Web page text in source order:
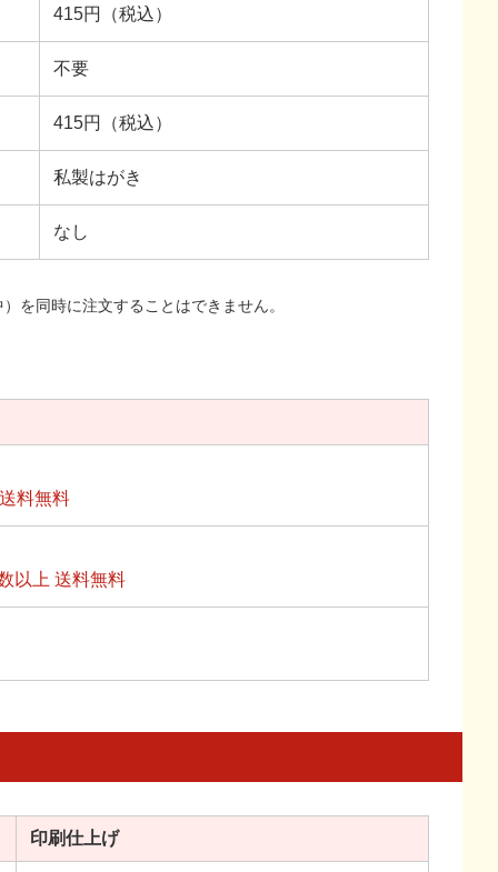
415円（税込）
不要
415円（税込）
私製はがき
なし
を同時に注文することはできません。
料無料
以上 送料無料
印刷仕上げ